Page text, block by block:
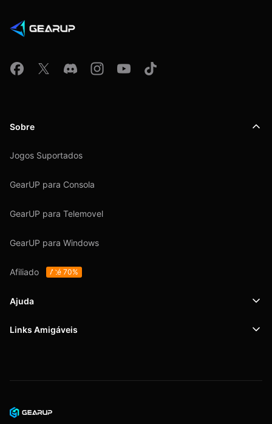
Sobre
Jogos Suportados
GearUP para Consola
GearUP para Telemovel
GearUP para Windows
Afiliado Até 70%
Ajuda
Suporte
Acordo do Usuário
Links Amigáveis